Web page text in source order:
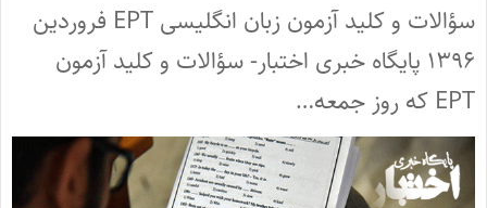
سؤالات و کلید آزمون زبان انگلیسی EPT فروردین
۱۳۹۶ پایگاه خبری اختبار- سؤالات و کلید آزمون
EPT که روز جمعه…